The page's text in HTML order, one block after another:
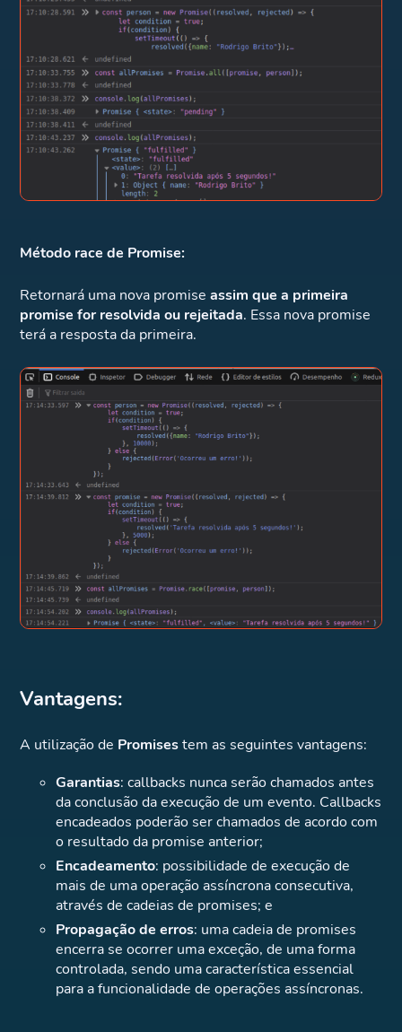
Método race de Promise:
Retornará uma nova promiseassim que a primeira
promise for resolvida ou rejeitada. Essa nova promise
terá a resposta da primeira.
Vantagens:
A utilização de Promisestem as seguintes vantagens:
Garantias: callbacks nunca serão chamados antes
da conclusão da execução de um evento. Callbacks
encadeados poderão ser chamados de acordo com
o resultado da promise anterior;
Encadeamento: possibilidade de execução de
mais de uma operação assíncrona consecutiva,
através de cadeias de promises; e
Propagação de erros: uma cadeia de promises
encerra se ocorrer uma exceção, de uma forma
controlada, sendo uma característica essencial
para a funcionalidade de operações assíncronas.